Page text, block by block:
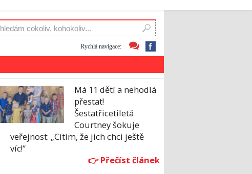
Rychlá navigace:
Má 11 dětí a nehodlá
přestat!
Šestatřicetiletá
Courtney šokuje
veřejnost: „Cítím, že jich chci ještě
víc!“